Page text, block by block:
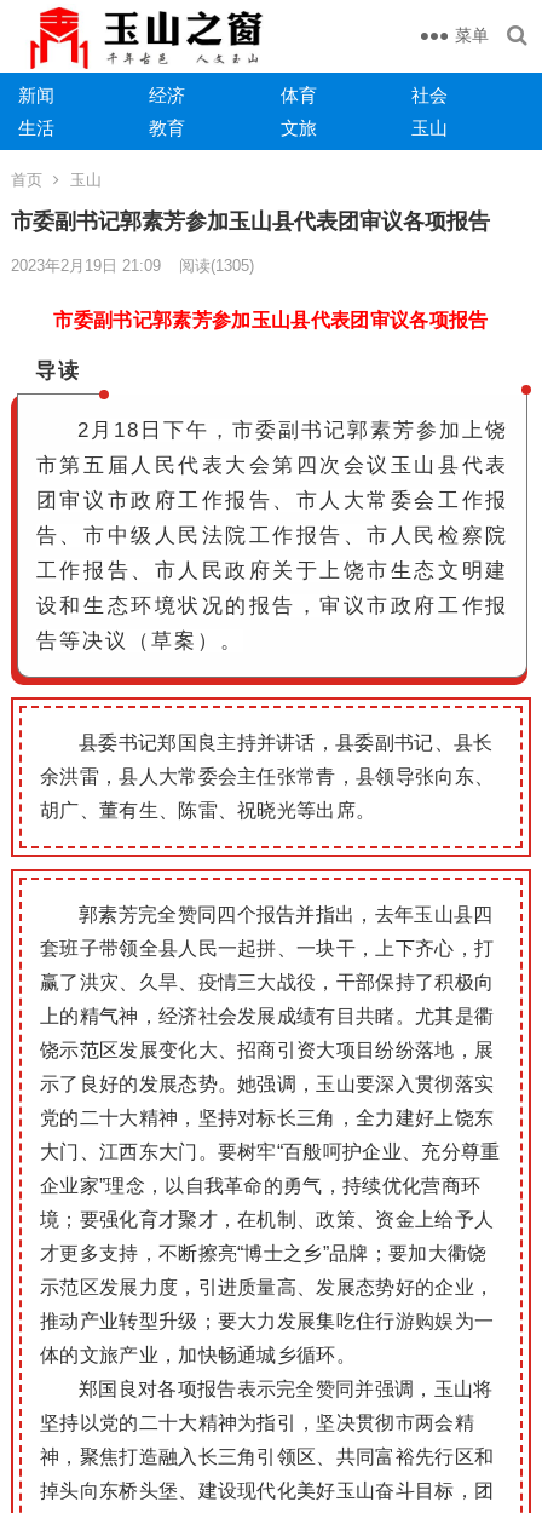
菜单
新闻 经济 体育
社会
生活
教育 文旅 玉山
首页 玉山
市委副书记郭素芳参加玉山县代表团审议各项报告
2023年2月19日 21:09 阅读(1305)
市委副书记郭素芳参加玉山县代表团审议各项报告
导读
2 月18日下午，市委副书记郭素芳参加上饶
市第五届人民代表大会第四次 会议玉山县代表
团审议市政府工作报告、市人大常委会工作报
告、市中级人民法院工作报告、市人民检察院
工作报告、市人民政府关于上饶市生态文明建
设和生态环境状况的报告，审议市政府工作报
告等决议（草案）。
县委书记郑国良主持并讲话，县委副书记、县长
余洪雷，县人大常委会主任张常青，县领导张向东、
胡广、董有生、陈雷、祝晓光等出席。
郭素芳完全赞同四个报告并指出，去年玉山县四
套班子带领全县人民一起拼、一块干，上下齐心，打
赢了洪灾、久旱、疫情三大战役，干部保持了积极向
上的精气神，经济社会发展成绩有目共睹。尤其是衢
饶示范区发展变化大、招商引资大项目纷纷落地，展
示了良好的发展态势。她强调，玉山要深入贯彻落实
党的二十大精神，坚持对标长三角，全力建好上饶东
大门、江西东大门。 要树牢“百般呵护企业、充分尊重
企业家”理念，以自我革命的勇气，持续优化营商环
境； 要强化育才聚才，在机制、政策、资金上给予人
才更多支持，不断擦亮“博士之乡”品牌；要加大衢饶
示范区发展力度，引进质量高、发展态势好的企业，
推动产业转型升级； 要大力发展集吃住行游购娱为一
体的文旅产业，加快畅通城乡循环。
郑国良对各项报告表示完全赞同并强调，玉山将
坚持以党的二十大精神为指引，坚决贯彻市两会精
神，聚焦打造融入长三角引领区、共同富裕先行区和
掉头向东桥头堡、建设现代化美好玉山奋斗目标，团